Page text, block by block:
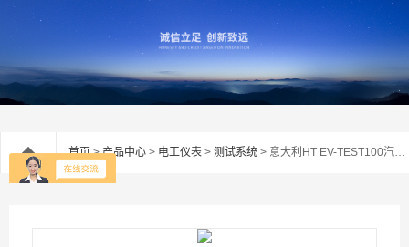
首页>产品中心 > 电工仪表 > 测试系统 > 意大利HT EV-TEST100汽车充电器测试适配器